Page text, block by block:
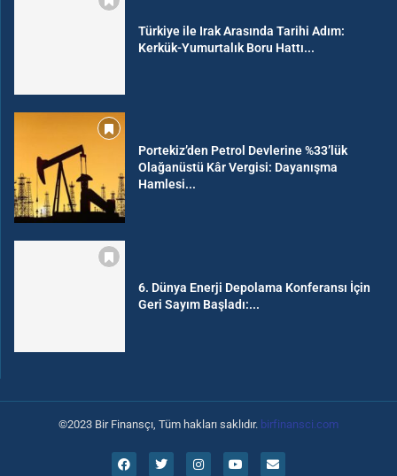
Türkiye ile Irak Arasında Tarihi Adım:
Kerkük-Yumurtalık Boru Hattı...
Portekiz’den Petrol Devlerine %33’lük
Olağanüstü Kâr Vergisi: Dayanışma
Hamlesi...
6. Dünya Enerji Depolama Konferansı İçin
Geri Sayım Başladı:...
©2023 Bir Finansçı, Tüm hakları saklıdır. birfinansci.com